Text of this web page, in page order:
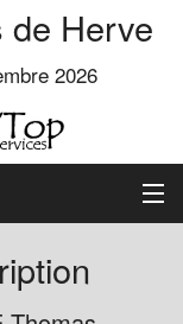
de Herve
2026